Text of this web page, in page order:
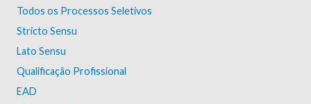
Todos os Processos Seletivos
Stricto Sensu
Lato Sensu
Qualificação Profissional
EAD